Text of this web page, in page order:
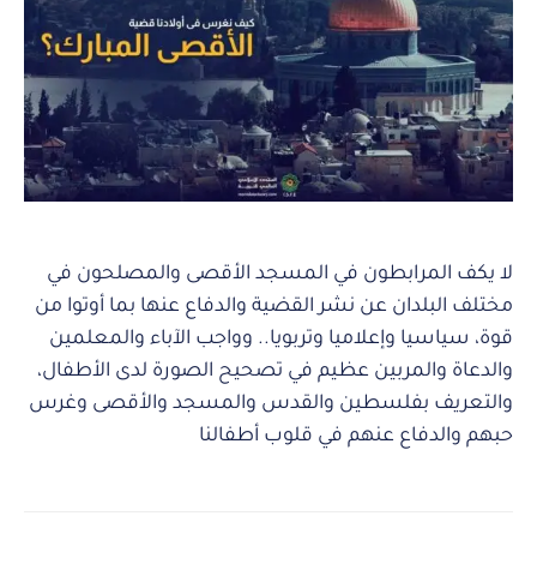
لا يكف المرابطون في المسجد الأقصى والمصلحون في
مختلف البلدان عن نشر القضية والدفاع عنها بما أوتوا من
قوة، سياسيا وإعلاميا وتربويا.. وواجب الآباء والمعلمين
والدعاة والمربين عظيم في تصحيح الصورة لدى الأطفال،
والتعريف بفلسطين والقدس والمسجد والأقصى وغرس
حبهم والدفاع عنهم في قلوب أطفالنا